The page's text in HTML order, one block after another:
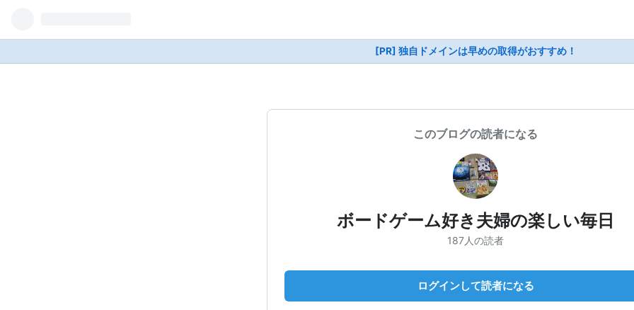
[PR] 独自ドメインは早めの取得がおすすめ！
このブログの読者になる
ボードゲーム好き夫婦の楽しい毎日
187人の読者
ログインして読者になる